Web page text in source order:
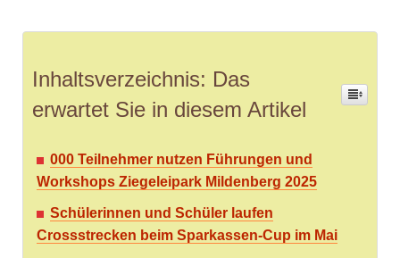
Inhaltsverzeichnis: Das
erwartet Sie in diesem Artikel
000 Teilnehmer nutzen Führungen und
Workshops Ziegeleipark Mildenberg 2025
Schülerinnen und Schüler laufen
Crossstrecken beim Sparkassen-Cup im Mai